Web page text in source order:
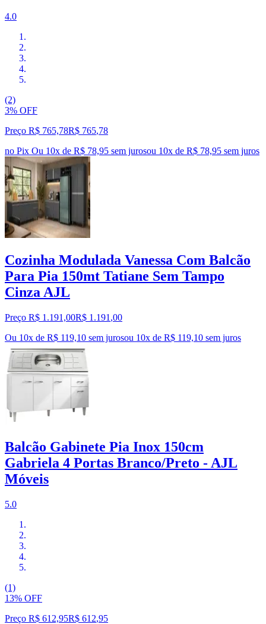
4.0
(2)
3% OFF
Preço R$ 765,78R$ 765,78
no Pix Ou 10x de R$ 78,95 sem jurosou 10x de R$ 78,95 sem juros
Cozinha Modulada Vanessa Com Balcão
Para Pia 150mt Tatiane Sem Tampo
Cinza AJL
Preço R$ 1.191,00R$ 1.191 ,00
Ou 10x de R$ 119,10 sem jurosou 10x de R$ 119,10 sem juros
Balcão Gabinete Pia Inox 150cm
Gabriela 4 Portas Branco/Preto - AJL
Móveis
5.0
(1)
13% OFF
Preço R$ 612,95R$ 612,95